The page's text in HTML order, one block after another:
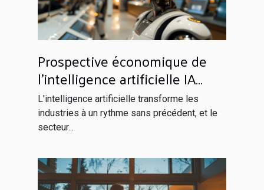
Prospective économique de
l'intelligence artificielle IA
dans le secteur bancaire
avantages et défis
L'intelligence artificielle transforme les
industries à un rythme sans précédent, et le
secteur...